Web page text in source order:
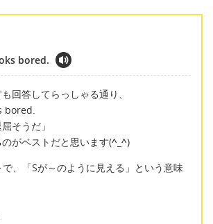
bored.
回答してらっしゃる通り、
bored.
そうだ」
がベストだと思います(^_^)
、「Sが～のように見える」という意味